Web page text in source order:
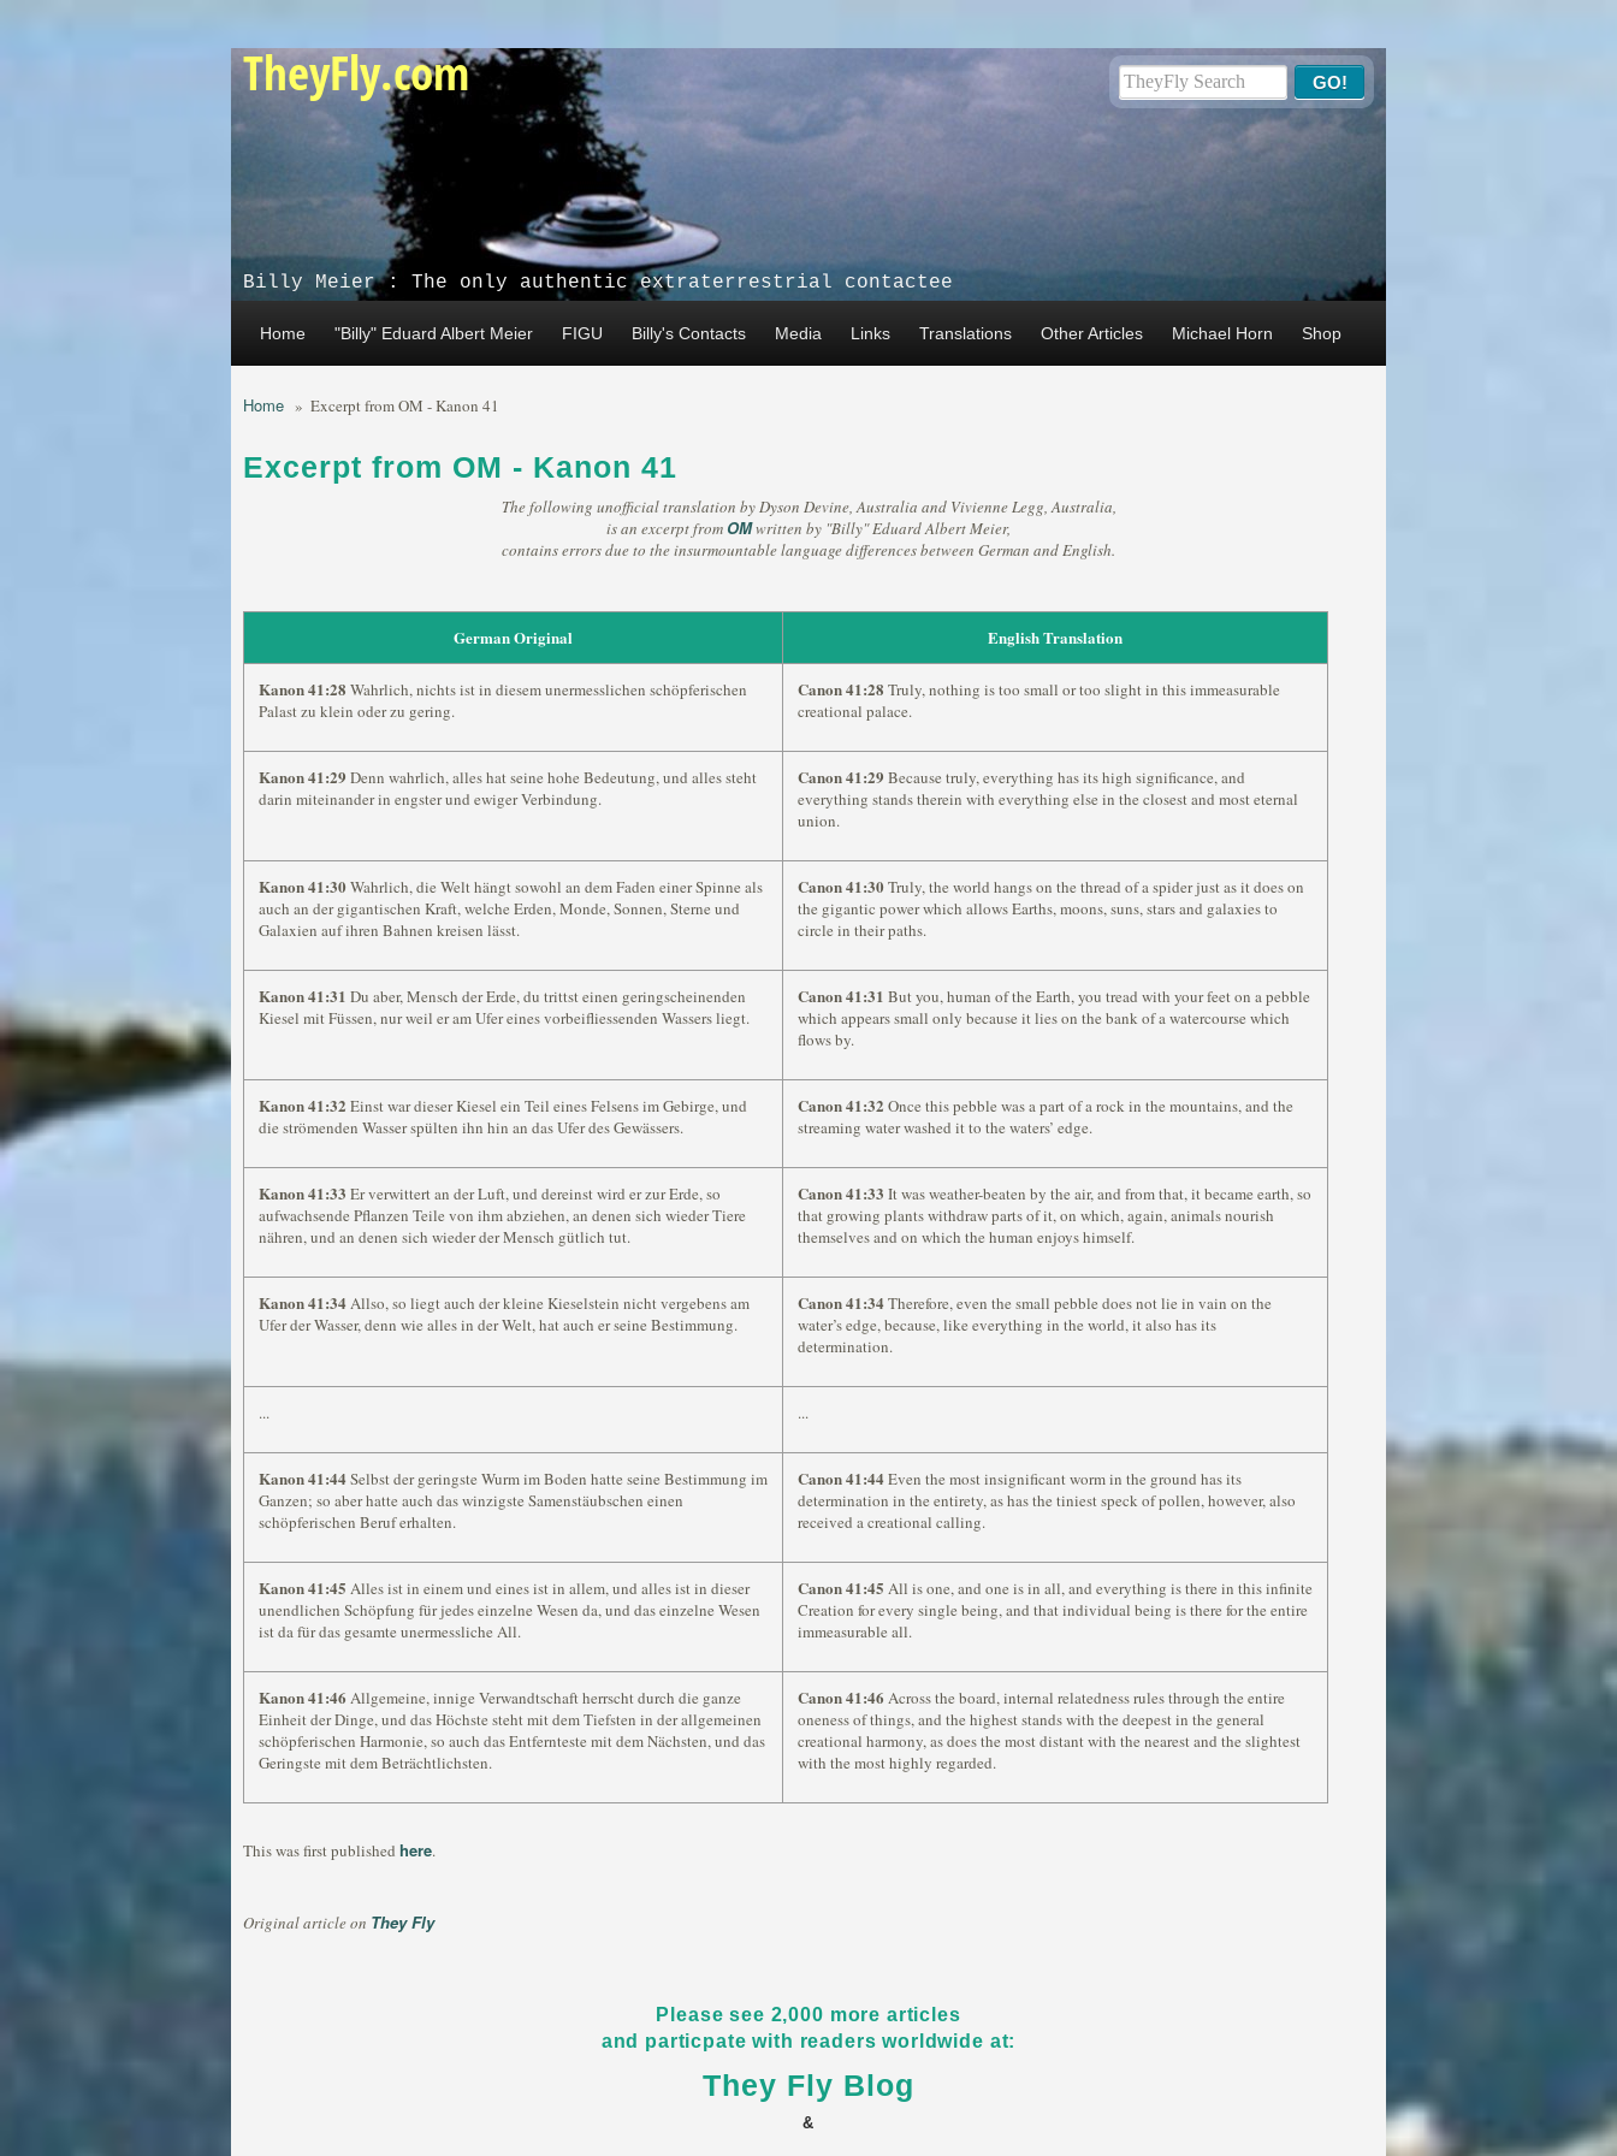
TheyFly.com
Billy Meier : The only authentic extraterrestrial contactee
Home "Billy" Eduard Albert Meier FIGU Billy's Contacts Media Links Translations Other Articles Michael Horn Shop
Home » Excerpt from OM - Kanon 41
Excerpt from OM - Kanon 41
The following unofficial translation by Dyson Devine, Australia and Vivienne Legg, Australia,
is an excerpt from OMwritten by "Billy" Eduard Albert Meier,
contains errors due to the insurmountable language differences between German and English.
German Original English Translation
Kanon 41:28 Wahrlich, nichts ist in diesem unermesslichen schöpferischen
Palast zu klein oder zu gering.
Canon 41:28 Truly, nothing is too small or too slight in this immeasurable
creational palace.
Kanon 41:29 Denn wahrlich, alles hat seine hohe Bedeutung, und alles steht
darin miteinander in engster und ewiger Verbindung.
Canon 41:29 Because truly, everything has its high significance, and
everything stands therein with everything else in the closest and most eternal
union.
Kanon 41:30Wahrlich, die Welt hängt sowohl an dem Faden einer Spinne als
auch an der gigantischen Kraft, welche Erden, Monde, Sonnen, Sterne und
Galaxien auf ihren Bahnen kreisen lässt.
Canon 41:30Truly, the world hangs on the thread of a spider just as it does on
the gigantic power which allows Earths, moons, suns, stars and galaxies to
circle in their paths.
Kanon 41:31 Du aber, Mensch der Erde, du trittst einen geringscheinenden
Kiesel mit Füssen, nur weil er am Ufer eines vorbeifliessenden Wassers liegt.
Canon 41:31 But you, human of the Earth, you tread with your feet on a pebble
which appears small only because it lies on the bank of a watercourse which
flows by.
Kanon 41:32 Einst war dieser Kiesel ein Teil eines Felsens im Gebirge, und
die strömenden Wasser spülten ihn hin an das Ufer des Gewässers.
Canon 41:32 Once this pebble was a part of a rock in the mountains, and the
streaming water washed it to the waters’ edge.
Kanon 41:33 Er verwittert an der Luft, und dereinst wird er zur Erde, so
aufwachsende Pflanzen Teile von ihm abziehen, an denen sich wieder Tiere
nähren, und an denen sich wieder der Mensch gütlich tut.
Canon 41:33 It was weather-beaten by the air, and from that, it became earth, so
that growing plants withdraw parts of it, on which, again, animals nourish
themselves and on which the human enjoys himself.
Kanon 41:34Allso, so liegt auch der kleine Kieselstein nicht vergebens am
Ufer der Wasser, denn wie alles in der Welt, hat auch er seine Bestimmung.
Canon 41:34Therefore, even the small pebble does not lie in vain on the
water’s edge, because, like everything in the world, it also has its
determination.
... ...
Kanon 41:44Selbst der geringste Wurm im Boden hatte seine Bestimmung im
Ganzen; so aber hatte auch das winzigste Samenstäubschen einen
schöpferischen Beruf erhalten.
Canon 41:44Even the most insignificant worm in the ground has its
determination in the entirety, as has the tiniest speck of pollen, however, also
received a creational calling.
Kanon 41:45 Alles ist in einem und eines ist in allem, und alles ist in dieser
unendlichen Schöpfung für jedes einzelne Wesen da, und das einzelne Wesen
ist da für das gesamte unermessliche All.
Canon 41:45 All is one, and one is in all, and everything is there in this infinite
Creation for every single being, and that individual being is there for the entire
immeasurable all.
Kanon 41:46 Allgemeine, innige Verwandtschaft herrscht durch die ganze
Einheit der Dinge, und das Höchste steht mit dem Tiefsten in der allgemeinen
schöpferischen Harmonie, so auch das Entfernteste mit dem Nächsten, und das
Geringste mit dem Beträchtlichsten.
Canon 41:46 Across the board, internal relatedness rules through the entire
oneness of things, and the highest stands with the deepest in the general
creational harmony, as does the most distant with the nearest and the slightest
with the most highly regarded.
This was first published here.
Original article on They Fly
Please see 2,000 more articles
and particpate with readers worldwide at:
They Fly Blog
&